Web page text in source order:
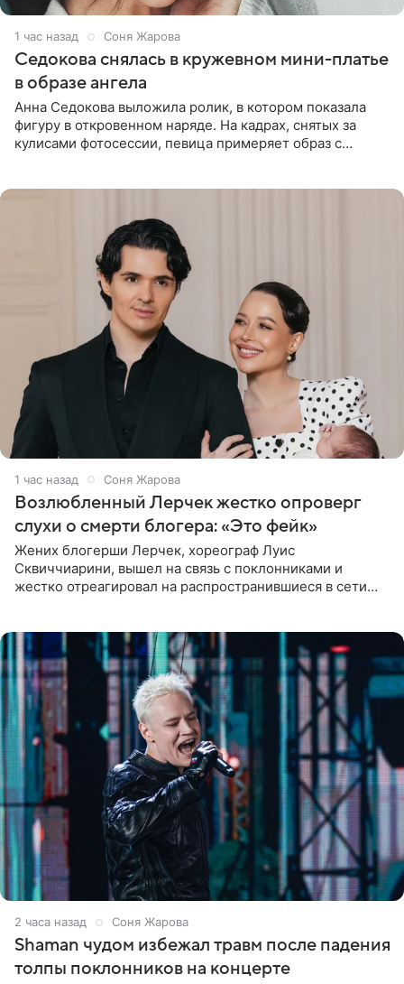
1 час назад Соня Жарова
Седокова снялась в кружевном мини-платье
в образе ангела
Анна Седокова выложила ролик, в котором показала
фигуру в откровенном наряде. На кадрах, снятых за
кулисами фотосессии, певица примеряет образ с
1 час назад Соня Жарова
Возлюбленный Лерчек жестко опроверг
слухи о смерти блогера: «Это фейк»
Жених блогерши Лерчек, хореограф Луис
Сквиччиарини, вышел на связь с поклонниками и
жестко отреагировал на распространившиеся в сети
2 часа назад Соня Жарова
Shaman чудом избежал травм после падения
толпы поклонников на концерте